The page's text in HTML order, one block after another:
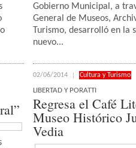
Gobierno Municipal, a
General de Museos,
Turismo, desarrolló en la
nuevo...
02/06/2014 Cultura y Turismo
LIBERTAD Y PORATTI
Regresa el Café
Museo Histórico
Vedia